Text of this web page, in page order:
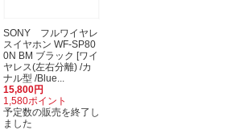
SONY フルワイヤレ
スイヤホン WF-SP80
0N BM ブラック [ワイ
ヤレス(左右分離) /カ
ナル型 /Blue...
15,800円
1,580ポイント
予定数の販売を終了し
ました